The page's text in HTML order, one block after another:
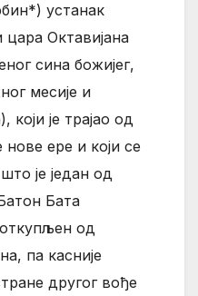
устанак
Октавијана
сина божијег,
месије и
који је трајао од
ере и који се
је један од
Бата
од
па касније
другог вође